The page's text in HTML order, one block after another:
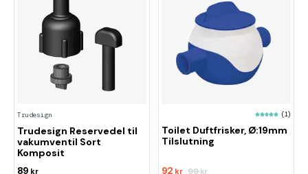
Trudesign
Trudesign Reservedel til
vakumventil Sort
Komposit
89 kr
(1)
Toilet Duftfrisker, Ø:19mm
Tilslutning
92 kr 99kr